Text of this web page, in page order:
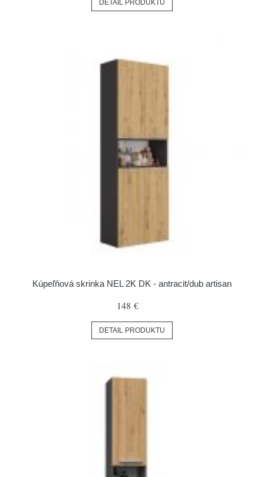
DETAIL PRODUKTU
Kúpeľňová skrinka NEL 2K DK - antracit/dub artisan
148 €
DETAIL PRODUKTU